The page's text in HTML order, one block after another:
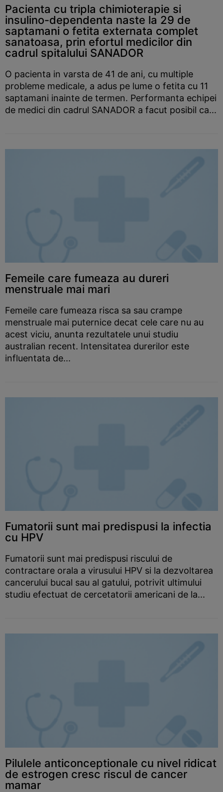
Pacienta cu tripla chimioterapie si
insulino-dependenta naste la 29 de
saptamani o fetita externata complet
sanatoasa, prin efortul medicilor din
cadrul spitalului SANADOR
O pacienta in varsta de 41 de ani, cu multiple
probleme medicale, a adus pe lume o fetita cu 11
saptamani inainte de termen. Performanta echipei
de medici din cadrul SANADOR a facut posibil ca...
Femeile care fumeaza au dureri
menstruale mai mari
Femeile care fumeaza risca sa sau crampe
menstruale mai puternice decat cele care nu au
acest viciu, anunta rezultatele unui studiu
australian recent. Intensitatea durerilor este
influentata de...
Fumatorii sunt mai predispusi la infectia
cu HPV
Fumatorii sunt mai predispusi riscului de
contractare orala a virusului HPV si la dezvoltarea
cancerului bucal sau al gatului, potrivit ultimului
studiu efectuat de cercetatorii americani de la...
Pilulele anticonceptionale cu nivel ridicat
de estrogen cresc riscul de cancer
mamar